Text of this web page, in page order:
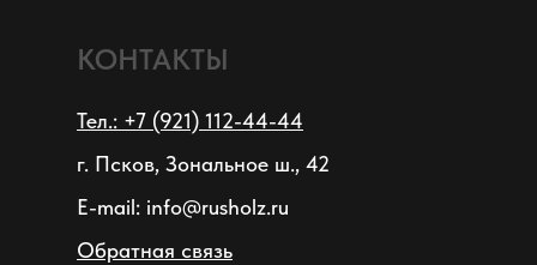
КОНТАКТЫ
Тел.: +7 (921) 112-44-44
г. Псков, Зональное ш., 42
E-mail: info@rusholz.ru
Обратная связь